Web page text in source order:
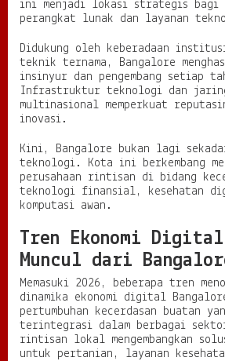
g
T
r
u
s
e
e
r
a
k
ini menjadi lokasi strategis bagi
perangkat lunak dan layanan
Didukung oleh keberadaan
teknik ternama, Bangalore
insinyur dan pengembang setiap
Infrastruktur teknologi dan
multinasional memperkuat
inovasi.
Kini, Bangalore bukan lagi
teknologi. Kota ini berkembang
perusahaan rintisan di bidang
teknologi finansial, kesehatan
komputasi awan.
Tren Ekonomi Digital
Muncul dari
Memasuki 2026, beberapa tren
dinamika ekonomi digital
pertumbuhan kecerdasan buatan
terintegrasi dalam berbagai
rintisan lokal mengembangkan
untuk pertanian, layanan